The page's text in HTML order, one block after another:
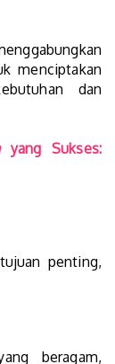
menciptakan
dan
yang Sukses:
penting,
beragam,